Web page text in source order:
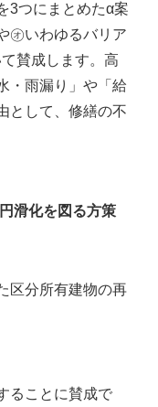
3つにまとめたα案
㋔いわゆるバリア
賛成します。高
・雨漏り」や「給
として、修繕の不
滑化を図る方策
区分所有建物の再
ることに賛成で